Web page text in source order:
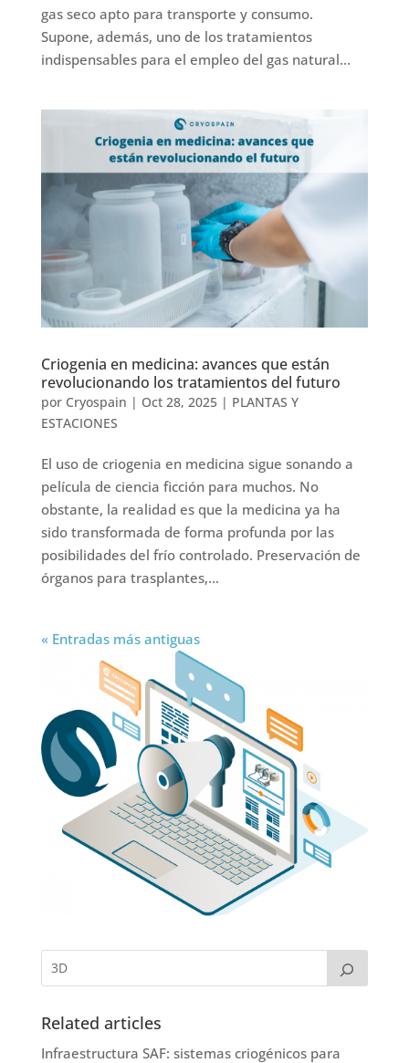
gas seco apto para transporte y consumo.
Supone, además, uno de los tratamientos
indispensables para el empleo del gas natural...
Criogenia en medicina: avances que están
revolucionando los tratamientos del futuro
por Cryospain | Oct 28, 2025| PLANTAS Y
ESTACIONES
El uso de criogenia en medicina sigue sonando a
película de ciencia ficción para muchos. No
obstante, la realidad es que la medicina ya ha
sido transformada de forma profunda por las
posibilidades del frío controlado. Preservación de
órganos para trasplantes,...
« Entradas más antiguas
Related articles
Infraestructura SAF: sistemas criogénicos para